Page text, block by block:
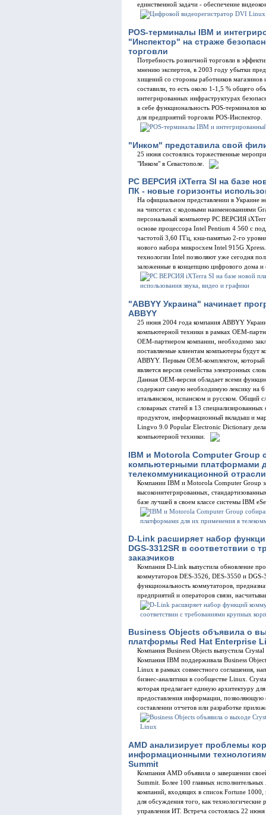
единственной задачи - обеспечение
POS-терминалы IBM и
"Инспектор" на страже
торговли
Потребность розничной торговли в
мнению экспертов, в 2003 году убытки
хищений со стороны работников
составили, то есть около 1-1,5 % общего
интегрированных инфраструктурах
в себе функциональность POS-терминалов
для предприятий торговли POS-Инспектор.
"Инком" представила свой
25 июня состоялись торжественные
"Инком" в Севастополе.
PC ВЕРСИЯ iXTerra SI на базе
ПК - новые горизонты
На официальном представлении в Украине
на чипсетах с кодовыми наименованиями
персональный компьютер PC ВЕРСИЯ
основе процессора Intel Pentium 4 560 с
частотой 3,60 ГГц, кэш-памятью 2-го
нового набора микросхем Intel 915G
технологии Intel позволяют уже сегодня
заложенные в концепцию цифрового дома и
"ABBYY Украина" начинает
ABBYY
25 июня 2004 года компания ABBYY
компьютерной техники в рамках ОЕМ-
ОЕМ-партнером компании, необходимо
поставляемые клиентам компьютеры будут
ABBYY. Первым ОЕМ-комплектом, который
является версия семейства электронных
Данная ОЕМ-версия обладает всеми
содержит самую необходимую лексику на 6
итальянском, испанском и русском. Общий
словарных статей в 13
продуктом, информационный вкладыш и
Lingvo 9.0 Popular Electronic Dictionary
компьютерной техники.
IBM и Motorola Computer Group
компьютерными платформами
телекоммуникационной отрасли
Компании IBM и Motorola Computer Group
высокоинтегрированных,
базе лучшей в своем классе системы IBM
D-Link расширяет набор
DGS-3312SR в соответствии с
заказчиков
Компания D-Link выпустила обновление
коммутаторов DES-3526, DES-3550 и
функциональность коммутаторов,
предприятий и операторов связи,
Business Objects объявила о
платформы Red Hat Enterprise
Компания Business Objects выпустила
Компания IBM поддерживала Business
Linux в рамках совместного соглашения,
бизнес-аналитики в сообществе Linux.
которая предлагает единую архитектуру
предоставления информации,
составлении отчетов или разработке
AMD анализирует проблемы
информационными
Summit
Компания AMD объявила о завершении
Summit. Более 100 главных
компаний, входящих в список Fortune
для обсуждения того, как
управления ИТ. Встреча состоялась 22